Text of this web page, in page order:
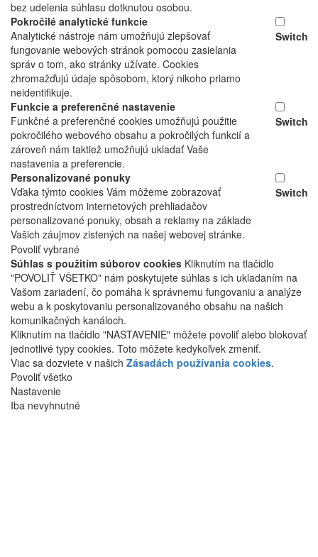
bez udelenia súhlasu dotknutou osobou.
Pokročilé analytické funkcie
Analytické nástroje nám umožňujú zlepšovať
fungovanie webových stránok pomocou zasielania
správ o tom, ako stránky užívate. Cookies
zhromažďujú údaje spôsobom, ktorý nikoho priamo
neidentifikuje.
Switch
Funkcie a preferenčné nastavenie
Funkčné a preferenčné cookies umožňujú použitie
pokročilého webového obsahu a pokročilých funkcií a
zároveň nám taktiež umožňujú ukladať Vaše
nastavenia a preferencie.
Switch
Personalizované ponuky
Vďaka týmto cookies Vám môžeme zobrazovať
prostredníctvom internetových prehliadačov
personalizované ponuky, obsah a reklamy na základe
Vašich záujmov zistených na našej webovej stránke.
Switch
Povoliť vybrané
Súhlas s použitím súborov cookies Kliknutím na tlačidlo
"POVOLIŤ VŠETKO" nám poskytujete súhlas s ich ukladaním na
Vašom zariadení, čo pomáha k správnemu fungovaniu a analýze
webu a k poskytovaniu personalizovaného obsahu na našich
komunikačných kanáloch.
Kliknutím na tlačidlo "NASTAVENIE" môžete povoliť alebo blokovať
jednotlivé typy cookies. Toto môžete kedykoľvek zmeniť.
Viac sa dozviete v našich Zásadách používania cookies.
Povoliť všetko
Nastavenie
Iba nevyhnutné